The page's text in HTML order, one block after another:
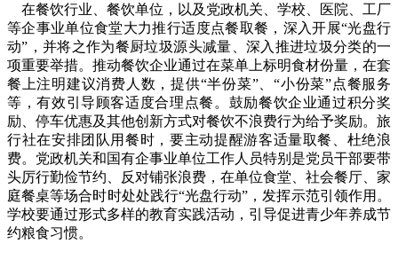
在餐饮行业、餐饮单位，以及党政机关、学校、医院、工厂
等企事业单位食堂大力推行适度点餐取餐，深入开展“光盘行
动”，并将之作为餐厨垃圾源头减量、深入推进垃圾分类的一
项重要举措。推动餐饮企业通过在菜单上标明食材份量，在套
餐上注明建议消费人数，提供“半份菜”、“小份菜”点餐服务
等，有效引导顾客适度合理点餐。鼓励餐饮企业通过积分奖
励、停车优惠及其他创新方式对餐饮不浪费行为给予奖励。旅
行社在安排团队用餐时，要主动提醒游客适量取餐、杜绝浪
费。党政机关和国有企事业单位工作人员特别是党员干部要带
头厉行勤俭节约、反对铺张浪费，在单位食堂、社会餐厅、家
庭餐桌等场合时时处处践行“光盘行动”，发挥示范引领作用。
学校要通过形式多样的教育实践活动，引导促进青少年养成节
约粮食习惯。